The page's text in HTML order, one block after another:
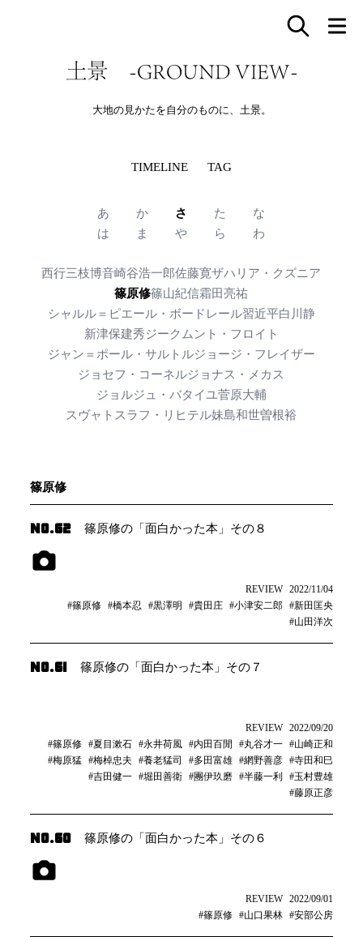
土景 -GROUND VIEW-
大地の見かたを自分のものに、土景。
TIMELINE TAG
あ か さ た
な
は
ま や ら わ
西行三枝博音崎谷浩一郎佐藤寛ザハリア・クズニア
篠原修篠山紀信霜田亮祐
シャルル＝ピエール・ボードレール習近平白川静
新津保建秀ジークムント・フロイト
ジャン＝ポール・サルトルジョージ・フレイザー
ジョセフ・コーネルジョナス・メカス
ジョルジュ・バタイユ菅原大輔
スヴャトスラフ・リヒテル妹島和世曽根裕
篠原修
NO.62 篠原修の「面白かった本」その８
REVIEW 2022/11/04
#篠原修 #橋本忍 #黒澤明 #貴田庄 #小津安二郎 #新田匡央
#山田洋次
NO.61 篠原修の「面白かった本」その７
REVIEW 2022/09/20
#篠原修 #夏目漱石 #永井荷風 #内田百閒 #丸谷才一 #山崎正和
#梅原猛 #梅棹忠夫 #養老猛司 #多田富雄 #網野善彦 #寺田和巳
#吉田健一 #堀田善衛 #團伊玖磨 #半藤一利
#玉村豊雄
#藤原正彦
NO.60 篠原修の「面白かった本」その６
REVIEW 2022/09/01
#篠原修 #山口果林 #安部公房